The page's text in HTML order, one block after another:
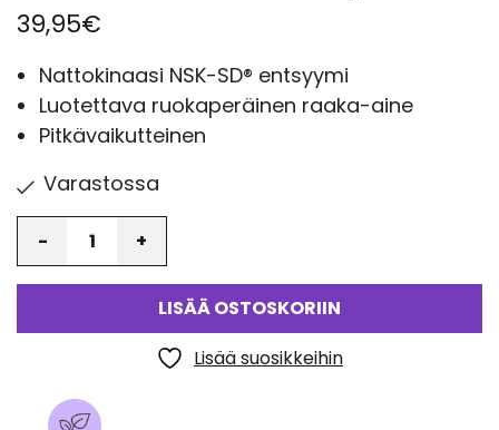
39,95€
Nattokinaasi NSK-SD® entsyymi
Luotettava ruokaperäinen raaka-aine
Pitkävaikutteinen
Varastossa
LISÄÄ OSTOSKORIIN
Lisää suosikkeihin